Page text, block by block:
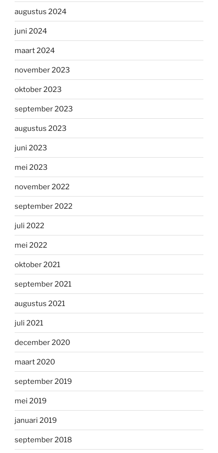
augustus 2024
juni 2024
maart 2024
november 2023
oktober 2023
september 2023
augustus 2023
juni 2023
mei 2023
november 2022
september 2022
juli 2022
mei 2022
oktober 2021
september 2021
augustus 2021
juli 2021
december 2020
maart 2020
september 2019
mei 2019
januari 2019
september 2018